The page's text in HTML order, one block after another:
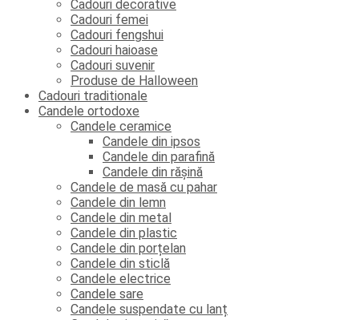
Cadouri decorative
Cadouri femei
Cadouri fengshui
Cadouri haioase
Cadouri suvenir
Produse de Halloween
Cadouri traditionale
Candele ortodoxe
Candele ceramice
Candele din ipsos
Candele din parafină
Candele din rășină
Candele de masă cu pahar
Candele din lemn
Candele din metal
Candele din plastic
Candele din porțelan
Candele din sticlă
Candele electrice
Candele sare
Candele suspendate cu lanț